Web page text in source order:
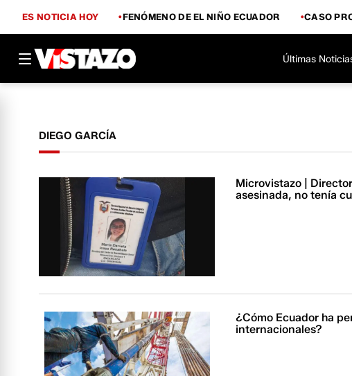
ES NOTICIA HOY FENÓMENO DE EL NIÑO ECUADOR CASO
Últimas
DIEGO GARCÍA
Microvistazo |
asesinada, no tenía
¿Cómo Ecuador ha
internacionales?